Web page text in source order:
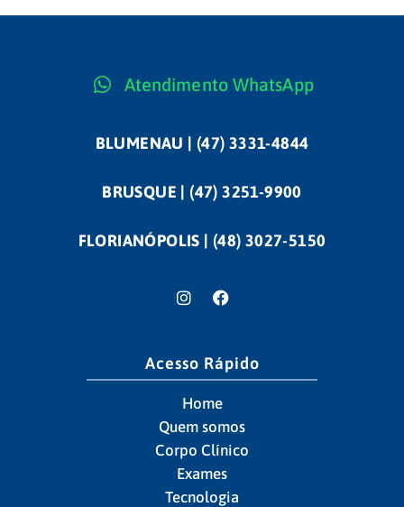
Atendimento WhatsApp
BLUMENAU | (47) 3331-4844
BRUSQUE | (47) 3251-9900
FLORIANÓPOLIS | (48) 3027-5150
Acesso Rápido
Home
Quem somos
Corpo Clínico
Exames
Tecnologia